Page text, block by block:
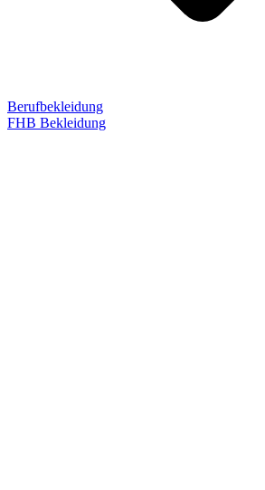
Berufbekleidung
FHB Bekleidung